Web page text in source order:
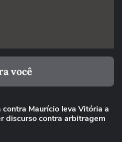
você
contra Maurício leva Vitória a
discurso contra arbitragem